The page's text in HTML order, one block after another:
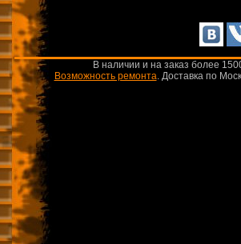
В наличии и на заказ более
Возможность ремонта.Доставка по